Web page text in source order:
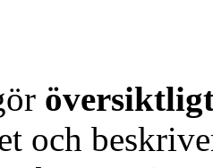
och